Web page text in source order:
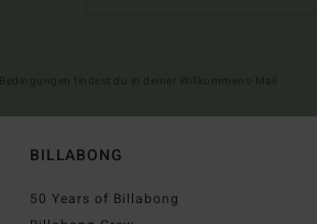
BILLABONG
50 Years of Billabong